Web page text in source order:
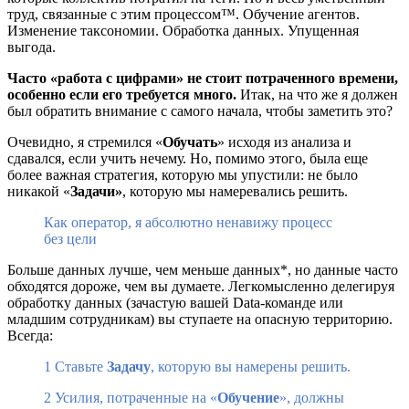
труд, связанные с этим процессом™. Обучение агентов.
Изменение таксономии. Обработка данных. Упущенная
выгода.
Часто «работа с цифрами» не стоит потраченного времени,
особенно если его требуется много. Итак, на что же я должен
был обратить внимание с самого начала, чтобы заметить это?
Очевидно, я стремился «Обучать» исходя из анализа и
сдавался, если учить нечему. Но, помимо этого, была еще
более важная стратегия, которую мы упустили: не было
никакой «Задачи», которую мы намеревались решить.
Как оператор, я абсолютно ненавижу процесс
без цели
Больше данных лучше, чем меньше данных*, но данные часто
обходятся дороже, чем вы думаете. Легкомысленно делегируя
обработку данных (зачастую вашей Data-команде или
младшим сотрудникам) вы ступаете на опасную территорию.
Всегда:
1 Ставьте Задачу, которую вы намерены решить.
2 Усилия, потраченные на «Обучение», должны